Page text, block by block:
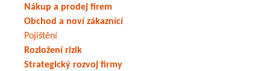
Nákup a prodej firem
Obchod a noví zákaznící
Pojištění
Rozložení rizik
Strategický rozvoj firmy